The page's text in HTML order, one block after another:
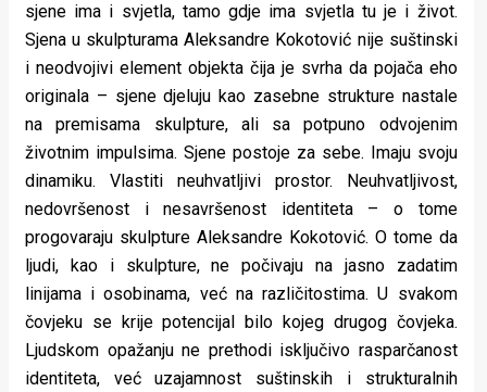
sjene ima i svjetla, tamo gdje ima svjetla tu je i život.
Sjena u skulpturama Aleksandre Kokotović nije suštinski
i neodvojivi element objekta čija je svrha da pojača eho
originala – sjene djeluju kao zasebne strukture nastale
na premisama skulpture, ali sa potpuno odvojenim
životnim impulsima. Sjene postoje za sebe. Imaju svoju
dinamiku. Vlastiti neuhvatljivi prostor. Neuhvatljivost,
nedovršenost i nesavršenost identiteta – o tome
progovaraju skulpture Aleksandre Kokotović. O tome da
ljudi, kao i skulpture, ne počivaju na jasno zadatim
linijama i osobinama, već na različitostima. U svakom
čovjeku se krije potencijal bilo kojeg drugog čovjeka.
Ljudskom opažanju ne prethodi isključivo rasparčanost
identiteta, već uzajamnost suštinskih i strukturalnih